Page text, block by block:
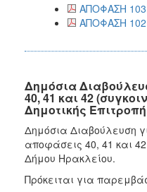
ΑΠΟΦΑΣΗ 103
ΑΠΟΦΑΣΗ 102
Δημόσια
40, 41 και 42
Δημοτικής
Δημόσια Διαβούλευση
αποφάσεις 40, 41 και 42
Δήμου Ηρακλείου.
Πρόκειται για